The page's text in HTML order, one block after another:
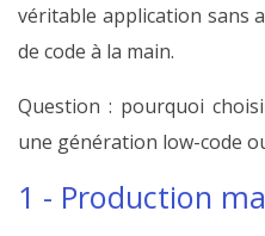
véritable application sans
de code à la main.
Question : pourquoi
une génération low-code
1 - Production